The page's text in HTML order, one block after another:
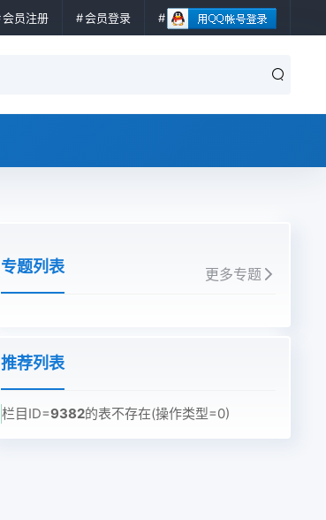
会员注册 会员登录
专题列表 更多专题
推荐列表
栏目ID=9382的表不存在(操作类型=0)